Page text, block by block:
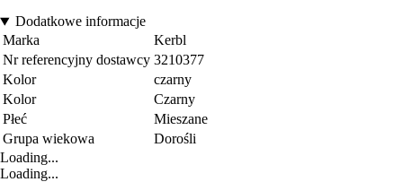
Dodatkowe informacje
Marka
Kerbl
Nr referencyjny dostawcy 3210377
Kolor
czarny
Kolor
Czarny
Płeć
Mieszane
Grupa wiekowa
Dorośli
Loading...
Loading...